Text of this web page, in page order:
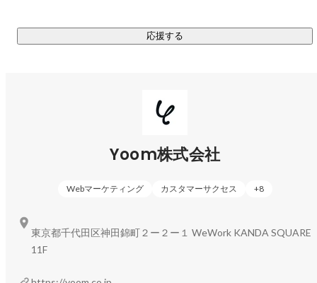
エンジニア
応援する
Yoom株式会社
Webマーケティング カスタマーサクセス +8
東京都千代田区神田錦町２ー２ー１ WeWork KANDA SQUARE
11F